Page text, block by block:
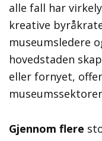
alle fall har
kreative
museumsledere
hovedstaden
eller fornyet,
Gjennom flere